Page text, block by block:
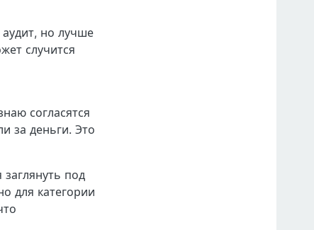
но лучше
случится
согласятся
за деньги. Это
под
для категории